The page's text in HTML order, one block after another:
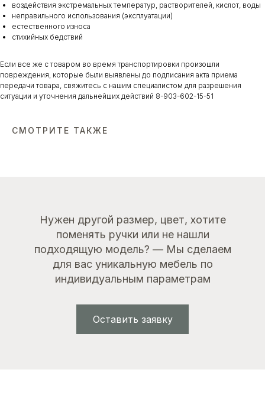
воздействия экстремальных температур, растворителей, кислот, воды
неправильного использования (эксплуатации)
естественного износа
стихийных бедствий
Если все же с товаром во время транспортировки произошли
повреждения, которые были выявлены до подписания акта приема
передачи товара, свяжитесь с нашим специалистом для разрешения
ситуации и уточнения дальнейших действий 8-903-602-15-51
СМОТРИТЕ ТАКЖЕ
Нужен другой размер, цвет, хотите
поменять ручки или не нашли
подходящую модель? — Мы сделаем
для вас уникальную мебель по
индивидуальным параметрам
Оставить заявку